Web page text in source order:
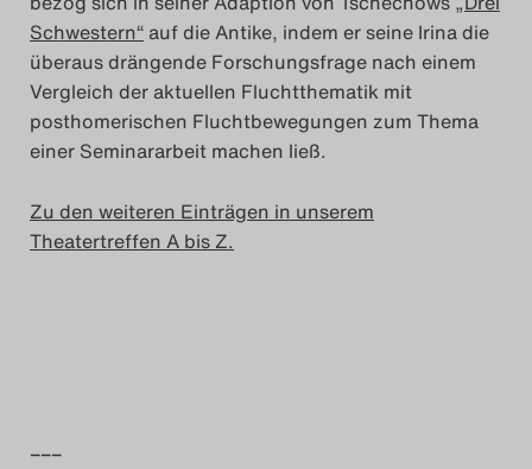
Search
Schwestern“ auf die Antike, indem er seine Irina die
überaus drängende Forschungsfrage nach einem
Vergleich der aktuellen Fluchtthematik mit
posthomerischen Fluchtbewegungen zum Thema
einer Seminararbeit machen ließ.
Zu den weiteren Einträgen in unserem
Theatertreffen A bis Z.
–––